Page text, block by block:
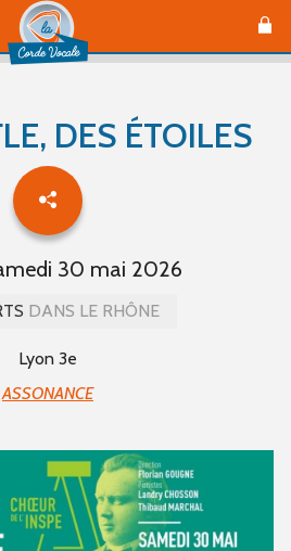
DES ÉTOILES
30 mai 2026
DANS LE RHÔNE
Lyon 3e
ASSONANCE